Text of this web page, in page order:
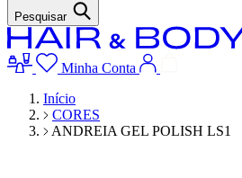
Pesquisar
Minha Conta
Início
CORES
ANDREIA GEL POLISH LS1